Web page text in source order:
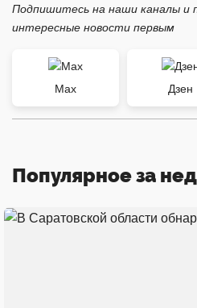
Подпишитесь на наши каналы и
интересные новости первым
Max Дзен
Популярное за